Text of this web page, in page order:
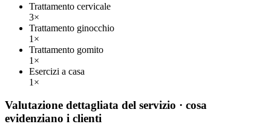
Trattamento cervicale
3×
Trattamento ginocchio
1×
Trattamento gomito
1×
Esercizi a casa
1×
Valutazione dettagliata del servizio · cosa
evidenziano i clienti